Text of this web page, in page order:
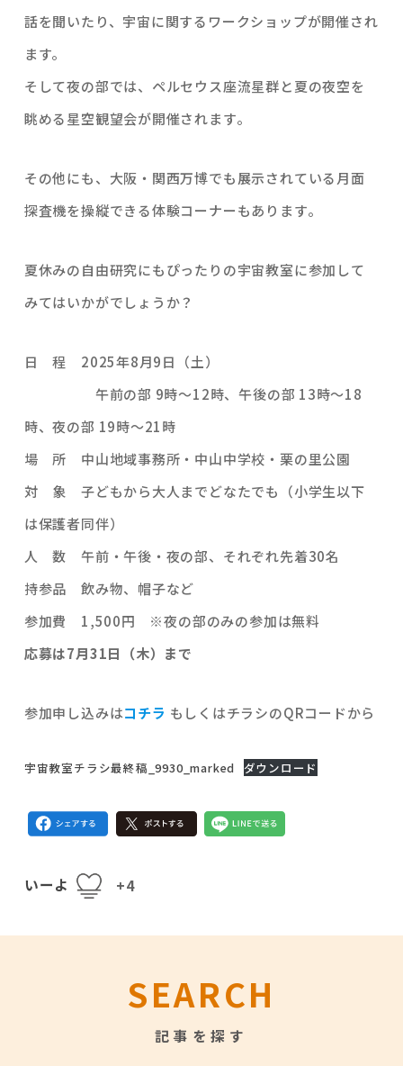
話を聞いたり、宇宙に関するワークショップが開催され
ます。
そして夜の部では、ペルセウス座流星群と夏の夜空を
眺める星空観望会が開催されます。
その他にも、大阪・関西万博でも展示されている月面
探査機を操縦できる体験コーナーもあります。
夏休みの自由研究にもぴったりの宇宙教室に参加して
みてはいかがでしょうか？
日 程 2025年8月9日（土）
午前の部 9時～12時、午後の部 13時～18
時、夜の部 19時～21時
場 所 中山地域事務所・中山中学校・栗の里公園
対 象 子どもから大人までどなたでも（小学生以下
は保護者同伴）
人 数 午前・午後・夜の部、それぞれ先着30名
持参品 飲み物、帽子など
参加費 1,500円 ※夜の部のみの参加は無料
応募は7月31日（木）まで
参加申し込みはコチラ もしくはチラシのQRコードから
宇宙教室チラシ最終稿_9930_marked ダウンロード
いーよ +4
SEARCH
記事を探す